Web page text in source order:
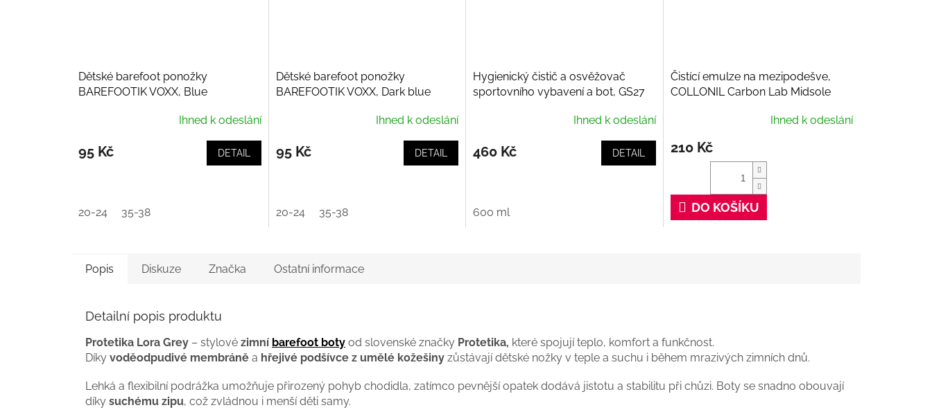
Dětské barefoot ponožky
BAREFOOTIK VOXX, Blue
Ihned k odeslání
95 Kč DETAIL
20-24 35-38
Dětské barefoot ponožky
BAREFOOTIK VOXX, Dark blue
Ihned k odeslání
95 Kč DETAIL
20-24 35-38
Hygienický čistič a osvěžovač
sportovního vybavení a bot, GS27
Ihned k odeslání
460 Kč DETAIL
600 ml
Čistící emulze na mezipodešve,
COLLONIL Carbon Lab Midsole
Ihned k odeslání
210 Kč
DO KOŠÍKU
Popis Diskuze Značka Ostatní informace
Detailní popis produktu
Protetika Lora Grey – stylové zimní barefoot boty od slovenské značky Protetika, které spojují teplo, komfort a funkčnost.
Díky voděodpudivé membráně a hřejivé podšívce z umělé kožešiny zůstávají dětské nožky v teple a suchu i během mrazivých zimních dnů.
Lehká a flexibilní podrážka umožňuje přirozený pohyb chodidla, zatímco pevnější opatek dodává jistotu a stabilitu při chůzi. Boty se snadno obouvají
díky suchému zipu, což zvládnou i menší děti samy.